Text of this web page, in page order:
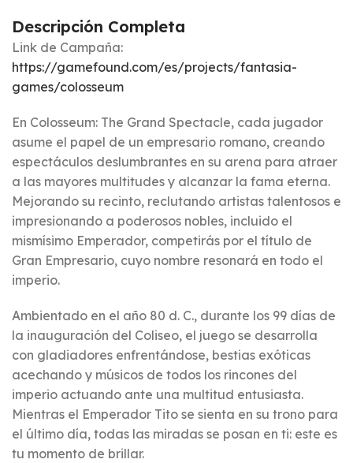
Descripción Completa
Link de Campaña:
https://gamefound.com/es/projects/fantasia-
games/colosseum
En Colosseum: The Grand Spectacle, cada jugador
asume el papel de un empresario romano, creando
espectáculos deslumbrantes en su arena para atraer
a las mayores multitudes y alcanzar la fama eterna.
Mejorando su recinto, reclutando artistas talentosos e
impresionando a poderosos nobles, incluido el
mismísimo Emperador, competirás por el título de
Gran Empresario, cuyo nombre resonará en todo el
imperio.
Ambientado en el año 80 d. C., durante los 99 días de
la inauguración del Coliseo, el juego se desarrolla
con gladiadores enfrentándose, bestias exóticas
acechando y músicos de todos los rincones del
imperio actuando ante una multitud entusiasta.
Mientras el Emperador Tito se sienta en su trono para
el último día, todas las miradas se posan en ti: este es
tu momento de brillar.